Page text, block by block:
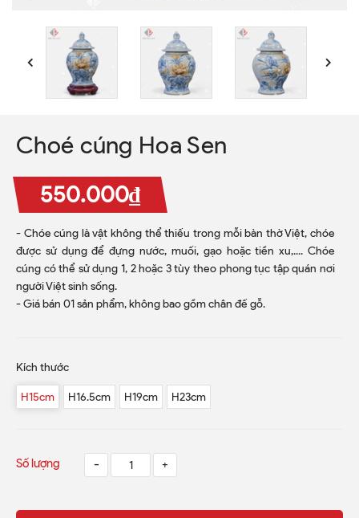
Choé cúng Hoa Sen
550.000₫
- Chóe cúng là vật không thể thiếu trong mỗi bàn thờ Việt, chóe
được sử dụng để đựng nước, muối, gạo hoặc tiền xu,.... Chóe
cúng có thể sử dụng 1, 2 hoặc 3 tùy theo phong tục tập quán nơi
người Việt sinh sống.
- Giá bán 01 sản phẩm, không bao gồm chân đế gỗ.
Kích thước
H15cm H16.5cm H19cm H23cm
Số lượng - +